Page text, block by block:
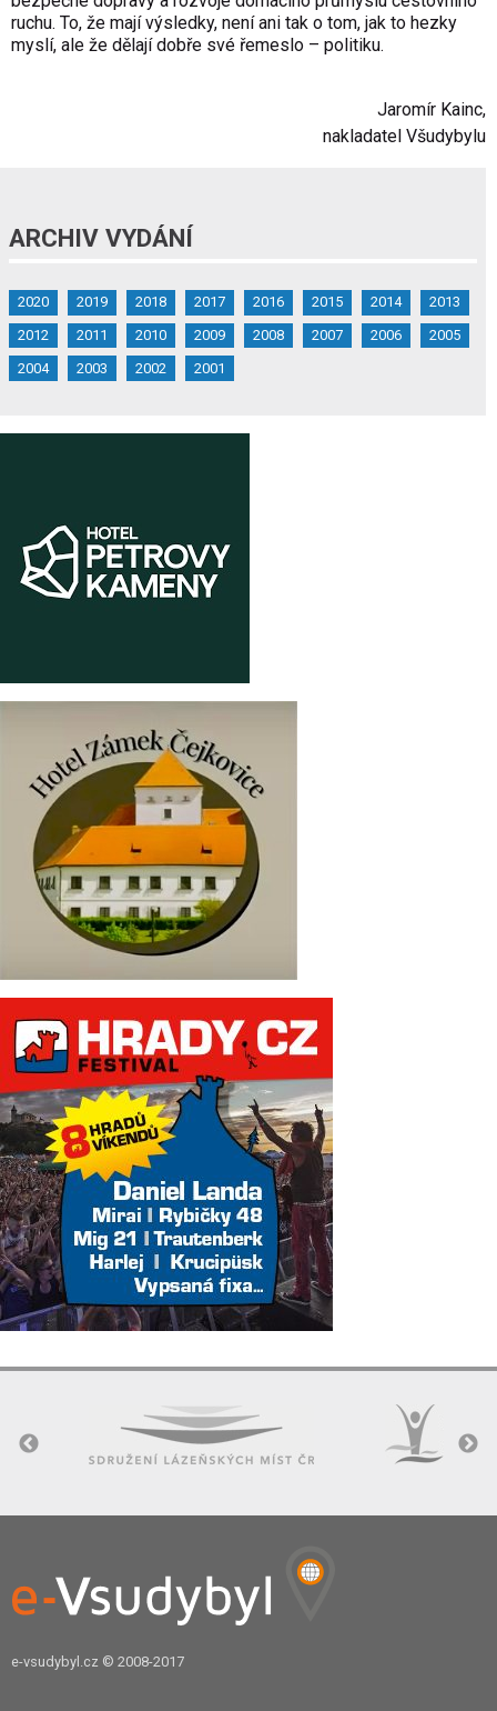
ruchu. To, že mají výsledky, není ani tak o tom, jak to hezky
myslí, ale že dělají dobře své řemeslo – politiku.
Jaromír Kainc,
nakladatel Všudybylu
ARCHIV VYDÁNÍ
2020 2019 2018 2017 2016 2015 2014
2013
2012
2011 2010 2009 2008 2007 2006
2005
2004
2003 2002 2001
e-vsudybyl.cz © 2008-2017